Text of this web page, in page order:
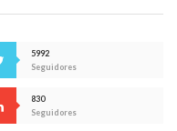
5992
Seguidores
830
Seguidores